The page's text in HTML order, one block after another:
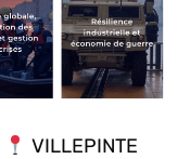
VILLEPINTE